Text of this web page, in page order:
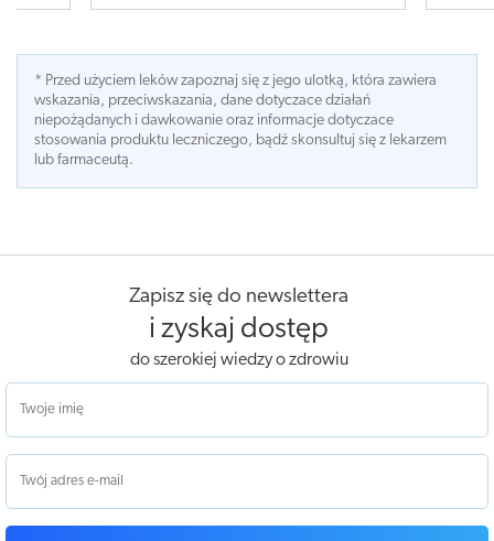
* Przed użyciem leków zapoznaj się z jego ulotką, która zawiera
wskazania, przeciwskazania, dane dotyczace działań
niepożądanych i dawkowanie oraz informacje dotyczace
stosowania produktu leczniczego, bądź skonsultuj się z lekarzem
lub farmaceutą.
Zapisz się do newslettera
i zyskaj dostęp
do szerokiej wiedzy o zdrowiu